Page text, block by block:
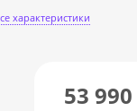
характеристики
53 990